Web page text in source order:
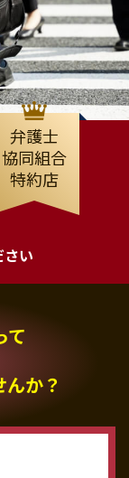
弁護士
協同組合
特約店
い
て
か？